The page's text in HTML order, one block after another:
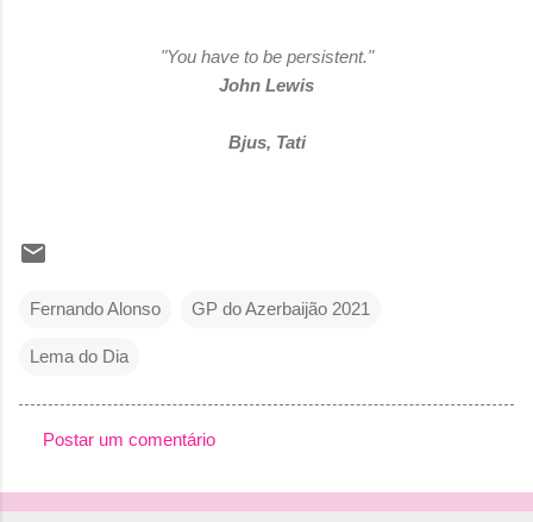
"You have to be persistent."
John Lewis
Bjus, Tati
Fernando Alonso GP do Azerbaijão 2021
Lema do Dia
o
Postar um comentário